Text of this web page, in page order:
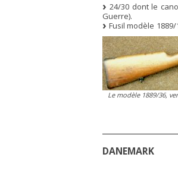
Le modèle 1889/36,
24/30 dont le
Guerre).
Fusil modèle
DANEMARK